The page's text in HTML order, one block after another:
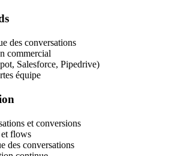
des conversations
commercial
Salesforce, Pipedrive)
équipe
et conversions
flows
des conversations